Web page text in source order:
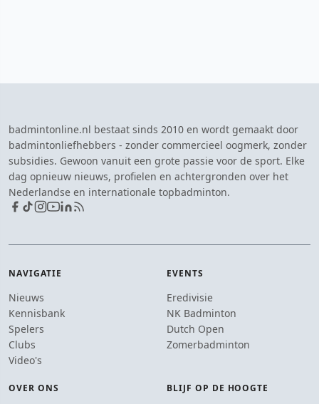
badmintonline.nl bestaat sinds 2010 en wordt gemaakt door
badmintonliefhebbers - zonder commercieel oogmerk, zonder
subsidies. Gewoon vanuit een grote passie voor de sport. Elke
dag opnieuw nieuws, profielen en achtergronden over het
Nederlandse en internationale topbadminton.
NAVIGATIE
Nieuws
Kennisbank
Spelers
Clubs
Video's
EVENTS
Eredivisie
NK Badminton
Dutch Open
Zomerbadminton
OVER ONS BLIJF OP DE HOOGTE